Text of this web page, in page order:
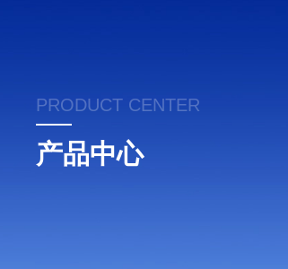
PRODUCT CENTER
产品中心